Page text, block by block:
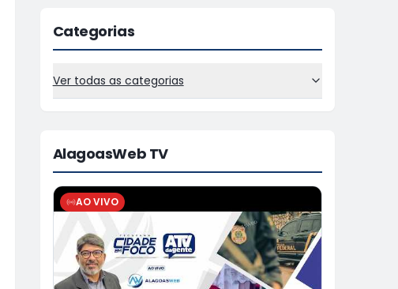
Categorias
Ver todas as categorias
AlagoasWeb TV
AO VIVO